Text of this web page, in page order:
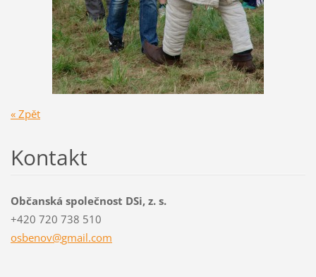
« Zpět
Kontakt
Občanská společnost DSi, z. s.
+420 720 738 510
osbenov@gmail.com